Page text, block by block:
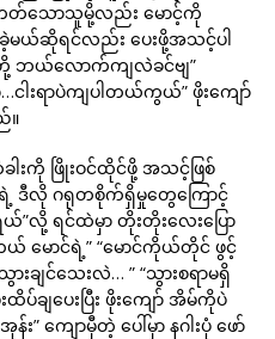
တ်သောသူမို့လည်း မောင့်ကို
မယ်ဆိုရင်လည်း ပေးဖို့အသင့်ပါ
တို့ ဘယ်လောက်ကျလဲခင်ဗျ”
ါးရာပဲကျပါတယ်ကွယ်” ဖိုးကျော်
။
ါးကို ဖြိုးဝင်ထိုင်ဖို့ အသင့်ဖြစ်
ဒီလို ဂရုတစိုက်ရှိမှုတွေကြောင့်
ယ်”လို့ ရင်ထဲမှာ တိုးတိုးလေးပြော
ယ် မောင်ရဲ့” “မောင်ကိုယ်တိုင် ဖွင့်
းချင်သေးလဲ… ” “သွားစရာမရှိ
ပ်ချပေးပြီး ဖိုးကျော် အိမ်ကိုပဲ
” ကျောမှီတဲ့ ပေါ်မှာ နဂါးပုံ ဖော်